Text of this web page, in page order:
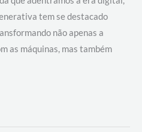
tem se destacado
não apenas a
as máquinas, mas também